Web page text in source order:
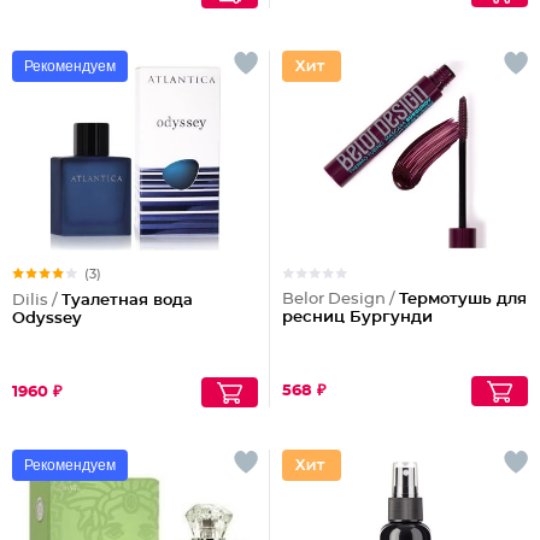
Рекомендуем
(3)
Dilis / Туалетная вода
Odyssey
1960 ₽
Belor Design / Термотушь для
ресниц Бургунди
568 ₽
Рекомендуем